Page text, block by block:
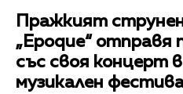
Пражкият
„Epoque“ отправя
със своя концерт
музикален